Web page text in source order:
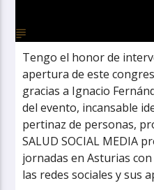
Tengo el honor de
apertura de este
gracias a Ignacio
del evento, incansable
pertinaz de personas,
SALUD SOCIAL MEDIA
jornadas en Asturias
las redes sociales y sus